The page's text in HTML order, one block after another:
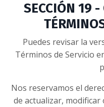
SECCIÓN 19
Puedes revisar la
Términos de Servicio
Nos reservamos el
de actualizar,